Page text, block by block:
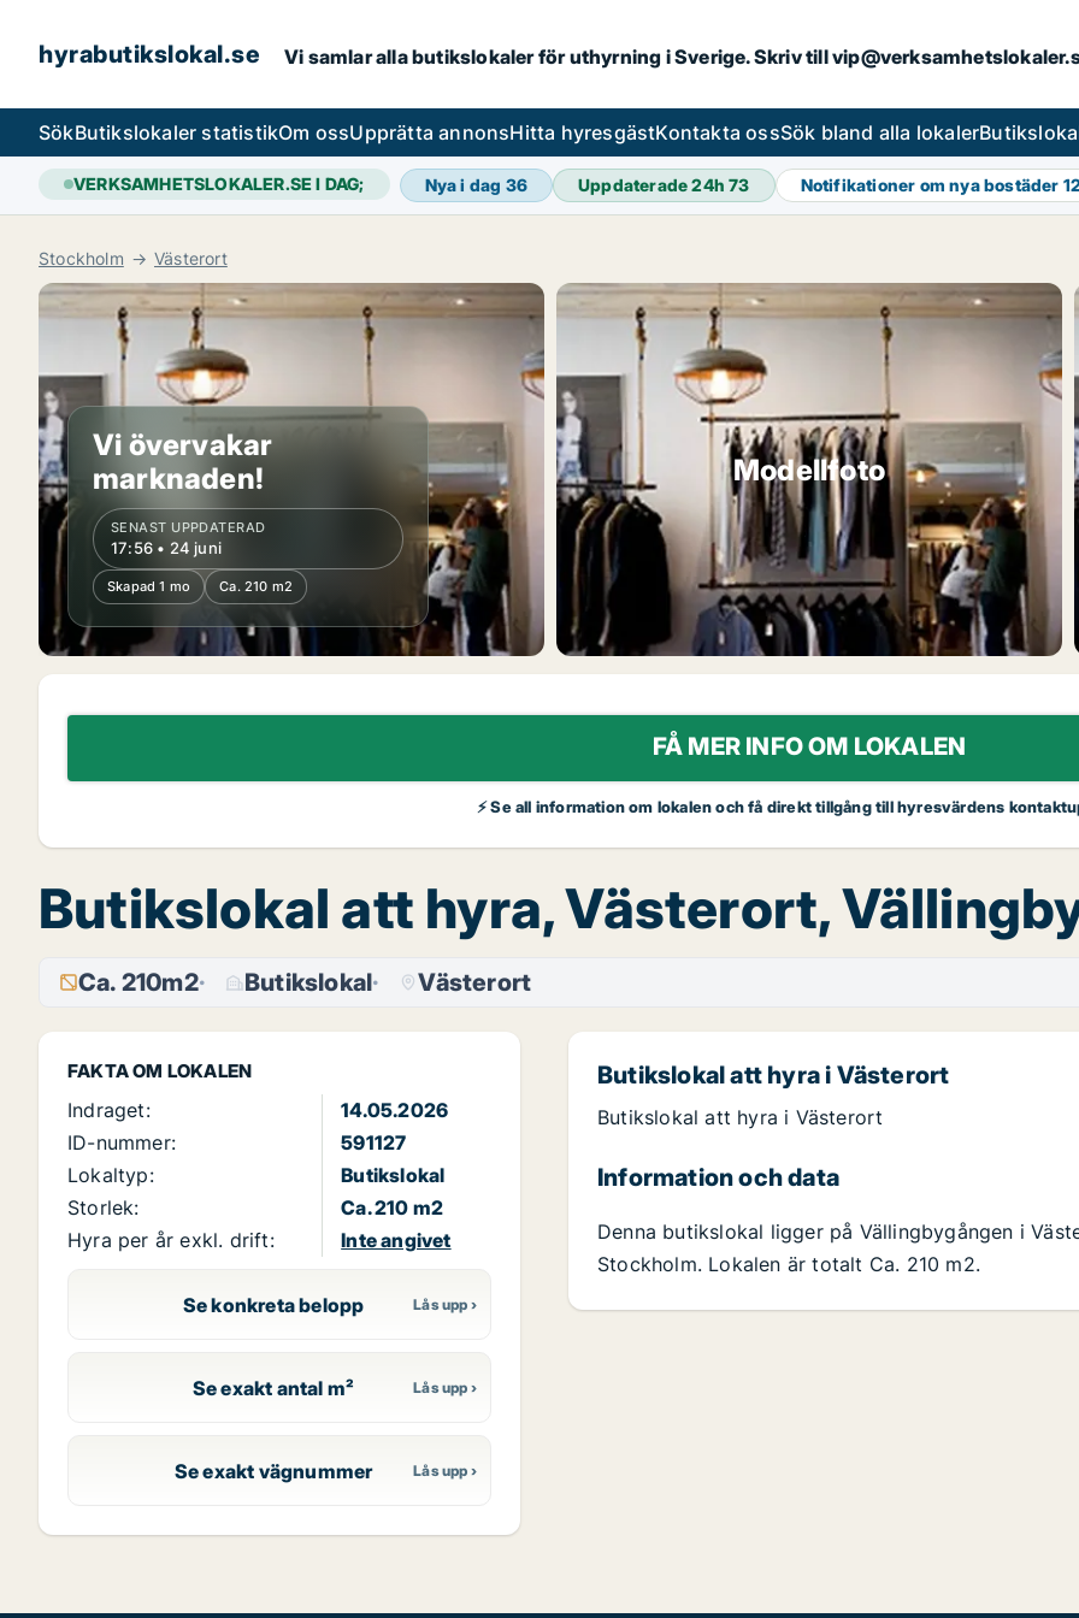
hyrabutikslokal.se Vi samlar alla butikslokaler för uthyrning i Sverige. Skriv till
SökButikslokaler statistikOm ossUpprätta annonsHitta hyresgästKontakta ossSök bland alla lokaler
VERKSAMHETSLOKALER.SE I DAG; Nya i dag 36 Uppdaterade 24h73 Notifikationer om nya bostäder
Stockholm Västerort
Vi övervakar
marknaden!
SENAST UPPDATERAD
17:56 • 24 juni
Skapad 1 mo Ca. 210 m2
Modellfoto
FÅ MER INFO OM LOKALEN
⚡ Se all information om lokalen och få direkt tillgång till hyresvärdens
Butikslokal att hyra, Västerort,
Ca. 210m2 Butikslokal Västerort
FAKTA OM LOKALEN
Indraget:
14.05.2026
ID-nummer:
591127
Lokaltyp:
Butikslokal
Storlek:
Ca. 210 m2
Hyra per år exkl. drift:
Inte angivet
Se konkreta belopp
Se exakt antal m²
Se exakt vägnummer
Butikslokal att hyra i Västerort
Butikslokal att hyra i Västerort
Information och data
Denna butikslokal ligger på Vällingbygången i
Stockholm. Lokalen är totalt Ca. 210 m2.